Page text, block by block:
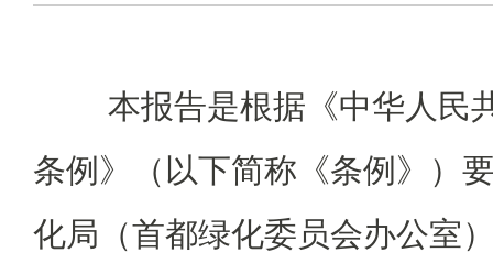
本报告是根据《中华人民
条例》（以下简称《条例》）
化局（首都绿化委员会办公室